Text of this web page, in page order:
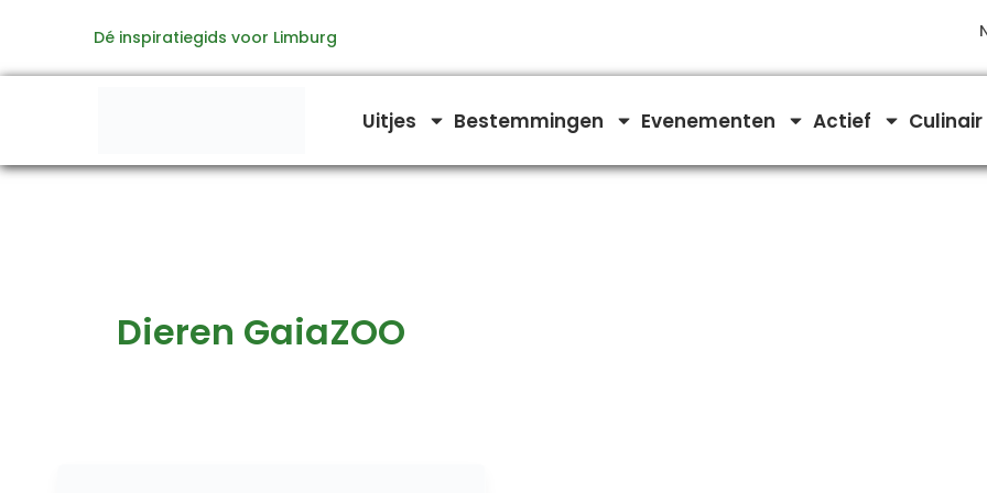
de
Dé inspiratiegids voor Limburg
Uitjes Bestemmingen Evenementen Actief Culinair
Dieren GaiaZOO